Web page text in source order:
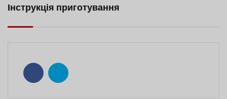
Інструкція приготування